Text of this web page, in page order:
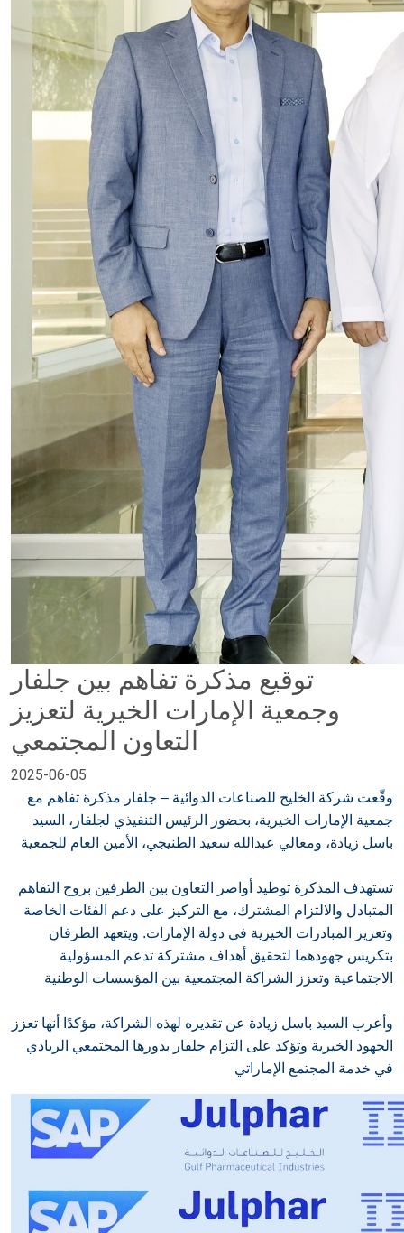
توقيع مذكرة تفاهم بين جلفار
وجمعية الإمارات الخيرية لتعزيز
التعاون المجتمعي
2025-06-05
وقّعت شركة الخليج للصناعات الدوائية – جلفار مذكرة تفاهم مع
جمعية الإمارات الخيرية، بحضور الرئيس التنفيذي لجلفار، السيد
باسل زيادة، ومعالي عبدالله سعيد الطنيجي، الأمين العام للجمعية
تستهدف المذكرة توطيد أواصر التعاون بين الطرفين بروح التفاهم
المتبادل والالتزام المشترك، مع التركيز على دعم الفئات الخاصة
وتعزيز المبادرات الخيرية في دولة الإمارات. ويتعهد الطرفان
بتكريس جهودهما لتحقيق أهداف مشتركة تدعم المسؤولية
الاجتماعية وتعزز الشراكة المجتمعية بين المؤسسات الوطنية
وأعرب السيد باسل زيادة عن تقديره لهذه الشراكة، مؤكدًا أنها تعزز
الجهود الخيرية وتؤكد على التزام جلفار بدورها المجتمعي الريادي
في خدمة المجتمع الإماراتي